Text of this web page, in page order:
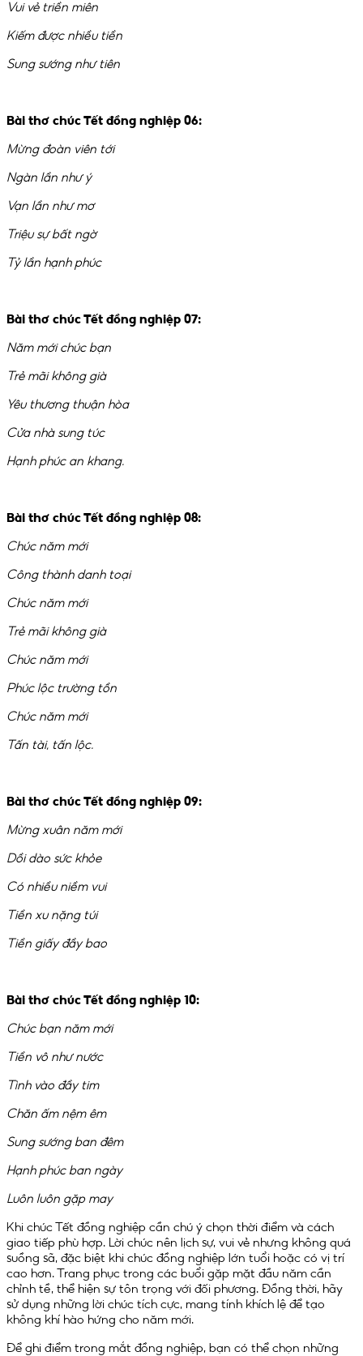
Vui vẻ triền miên
Kiếm được nhiều tiền
Sung sướng như tiên
Bài thơ chúc Tết đồng nghiệp 06:
Mừng đoàn viên tới
Ngàn lần như ý
Vạn lần như mơ
Triệu sự bất ngờ
Tỷ lần hạnh phúc
Bài thơ chúc Tết đồng nghiệp 07:
Năm mới chúc bạn
Trẻ mãi không già
Yêu thương thuận hòa
Cửa nhà sung túc
Hạnh phúc an khang.
Bài thơ chúc Tết đồng nghiệp 08:
Chúc năm mới
Công thành danh toại
Chúc năm mới
Trẻ mãi không già
Chúc năm mới
Phúc lộc trường tồn
Chúc năm mới
Tấn tài, tấn lộc.
Bài thơ chúc Tết đồng nghiệp 09:
Mừng xuân năm mới
Dồi dào sức khỏe
Có nhiều niềm vui
Tiền xu nặng túi
Tiền giấy đầy bao
Bài thơ chúc Tết đồng nghiệp 10:
Chúc bạn năm mới
Tiền vô như nước
Tình vào đầy tim
Chăn ấm nệm êm
Sung sướng ban đêm
Hạnh phúc ban ngày
Luôn luôn gặp may
Khi chúc Tết đồng nghiệp cần chú ý chọn thời điểm và cách
giao tiếp phù hợp. Lời chúc nên lịch sự, vui vẻ nhưng không quá
suồng sã, đặc biệt khi chúc đồng nghiệp lớn tuổi hoặc có vị trí
cao hơn. Trang phục trong các buổi gặp mặt đầu năm cần
chỉnh tề, thể hiện sự tôn trọng với đối phương. Đồng thời, hãy
sử dụng những lời chúc tích cực, mang tính khích lệ để tạo
không khí hào hứng cho năm mới.
Để ghi điểm trong mắt đồng nghiệp, bạn có thể chọn những